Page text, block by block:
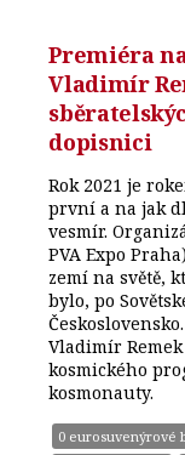
Premiéra
Vladimír
dopisnici
Rok 2021 je
první a na jak
vesmír.
PVA Expo
zemí na světě,
bylo, po
Vladimír
kosmického
kosmonauty.
0 eurosuvenýrové